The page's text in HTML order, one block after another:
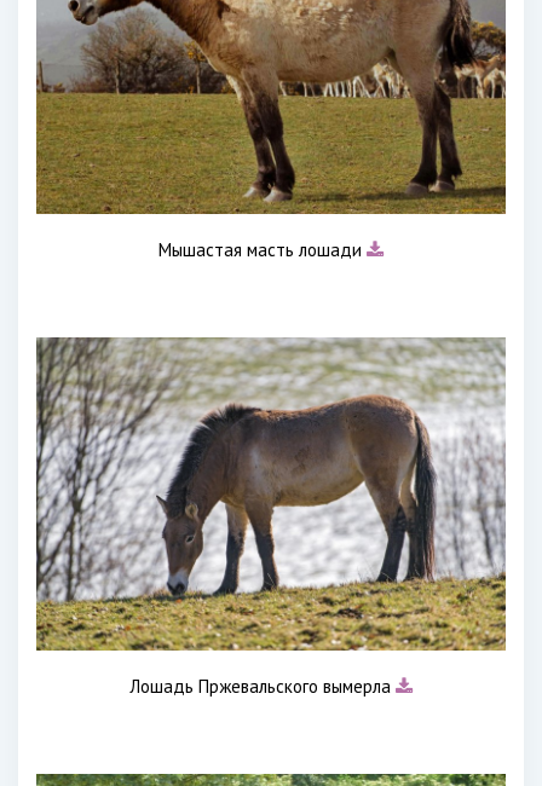
Мышастая масть лошади
Лошадь Пржевальского вымерла